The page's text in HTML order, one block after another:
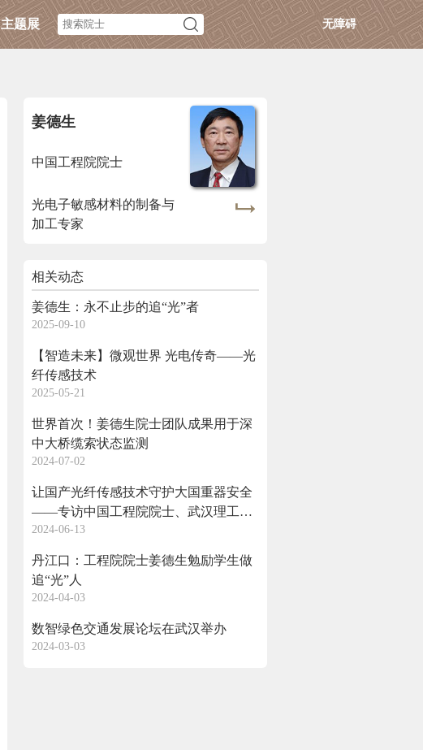
主题展 无障碍
姜德生
中国工程院院士
光电子敏感材料的制备与
加工专家
相关动态
姜德生：永不止步的追“光”者
2025-09-10
【智造未来】微观世界 光电传奇——光
纤传感技术
2025-05-21
世界首次！姜德生院士团队成果用于深
中大桥缆索状态监测
2024-07-02
让国产光纤传感技术守护大国重器安全
——专访中国工程院院士、武汉理工大
学战略科学家姜德生
2024-06-13
丹江口：工程院院士姜德生勉励学生做
追“光”人
2024-04-03
数智绿色交通发展论坛在武汉举办
2024-03-03